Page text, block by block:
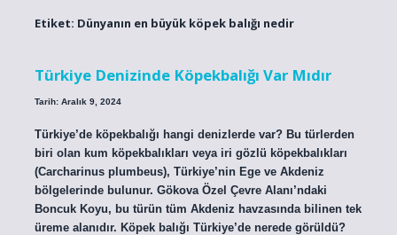
Etiket: Dünyanın en büyük köpek balığı nedir
Türkiye Denizinde Köpekbalığı Var Mıdır
Tarih: Aralık 9, 2024
Türkiye’de köpekbalığı hangi denizlerde var? Bu türlerden
biri olan kum köpekbalıkları veya iri gözlü köpekbalıkları
(Carcharinus plumbeus), Türkiye’nin Ege ve Akdeniz
bölgelerinde bulunur. Gökova Özel Çevre Alanı’ndaki
Boncuk Koyu, bu türün tüm Akdeniz havzasında bilinen tek
üreme alanıdır. Köpek balığı Türkiye’de nerede görüldü?